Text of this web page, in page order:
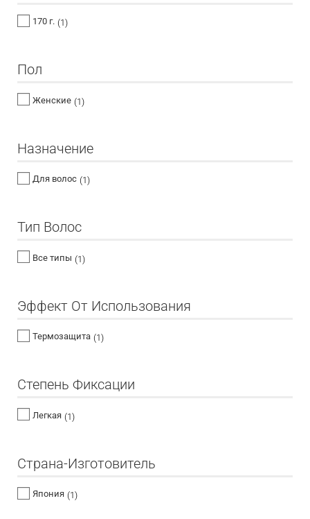
170 г. (1)
Пол
Женские (1)
Назначение
Для волос (1)
Тип Волос
Все типы (1)
Эффект От Использования
Термозащита (1)
Степень Фиксации
Легкая (1)
Страна-Изготовитель
Япония (1)